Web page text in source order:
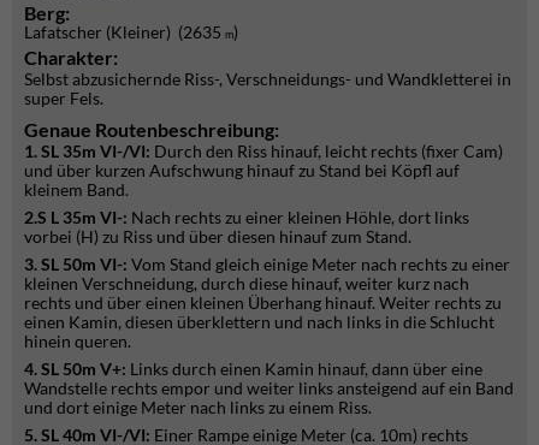
Berg:
Lafatscher (Kleiner) (2635 m)
Charakter:
Selbst abzusichernde Riss-, Verschneidungs- und Wandkletterei in
super Fels.
Genaue Routenbeschreibung:
1. SL 35m VI-/VI: Durch den Riss hinauf, leicht rechts (fixer Cam)
und über kurzen Aufschwung hinauf zu Stand bei Köpfl auf
kleinem Band.
2.S L 35m VI-: Nach rechts zu einer kleinen Höhle, dort links
vorbei (H) zu Riss und über diesen hinauf zum Stand.
3. SL 50m VI-: Vom Stand gleich einige Meter nach rechts zu einer
kleinen Verschneidung, durch diese hinauf, weiter kurz nach
rechts und über einen kleinen Überhang hinauf. Weiter rechts zu
einen Kamin, diesen überklettern und nach links in die Schlucht
hinein queren.
4. SL 50m V+: Links durch einen Kamin hinauf, dann über eine
Wandstelle rechts empor und weiter links ansteigend auf ein Band
und dort einige Meter nach links zu einem Riss.
5. SL 40m VI-/VI: Einer Rampe einige Meter (ca. 10m) rechts